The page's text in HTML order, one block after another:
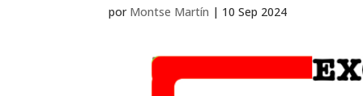
por Montse Martín | 10 Sep 2024